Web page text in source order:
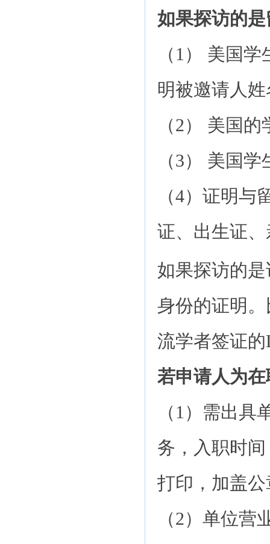
如果探访的
（1） 美国
明被邀请人
（2） 美国
（3） 美国
（4）证明
证、出生证
如果探访的
身份的证明
流学者签证的
若申请人为
（1）需出
务，入职时
打印，加盖
（2）单位